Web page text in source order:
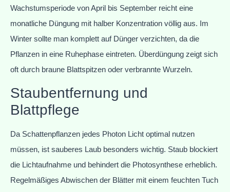
Wachstumsperiode von April bis September reicht eine
monatliche Düngung mit halber Konzentration völlig aus. Im
Winter sollte man komplett auf Dünger verzichten, da die
Pflanzen in eine Ruhephase eintreten. Überdüngung zeigt sich
oft durch braune Blattspitzen oder verbrannte Wurzeln.
Staubentfernung und
Blattpflege
Da Schattenpflanzen jedes Photon Licht optimal nutzen
müssen, ist sauberes Laub besonders wichtig. Staub blockiert
die Lichtaufnahme und behindert die Photosynthese erheblich.
Regelmäßiges Abwischen der Blätter mit einem feuchten Tuch